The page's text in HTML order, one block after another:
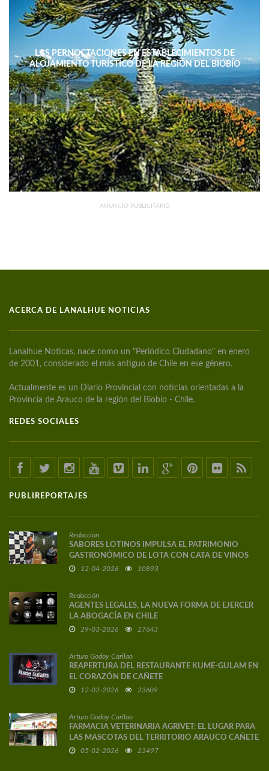
LAS PERNOCTACIONES EN ESTABLECIMIENTOS DE
ALOJAMIENTO TURÍSTICO DE LA REGIÓN DEL BIOBÍO
DISMINUYERON 15,4% INTERANUAL
ANUNCIO PUBLICITARIO
ACERCA DE LANALHUE NOTICIAS
Lanalhue Noticas, nace como un "Periódico Ciudadano" en enero
de 2001, considerado el más antiguo de Chile en ese género.
Actualmente es un Diario Provincial con noticias orientadas a la
Provincia de Arauco de la región del Biobío - Chile.
REDES SOCIALES
PUBLIREPORTAJES
Redacción
SABORES LOTINOS IMPULSA EL PATRIMONIO
GASTRONÓMICO DE LOTA CON CATA DE VINOS
DE AUTOR
12-04-2026 10893
Redacción
AGENTES LEGALES, LA NUEVA FORMA DE EJERCER
LA ABOGACÍA EN CHILE
29-03-2026 27643
Arturo Godoy Carilao
REAPERTURA DEL RESTAURANTE KUME-GULAM EN
EL CORAZÓN DE CAÑETE
12-02-2026 23609
Arturo Godoy Carilao
FARMACIA VETERINARIA AGRIVET: EL LUGAR PARA
LAS MASCOTAS DEL TERRITORIO ARAUCO CAÑETE
05-02-2026 23497